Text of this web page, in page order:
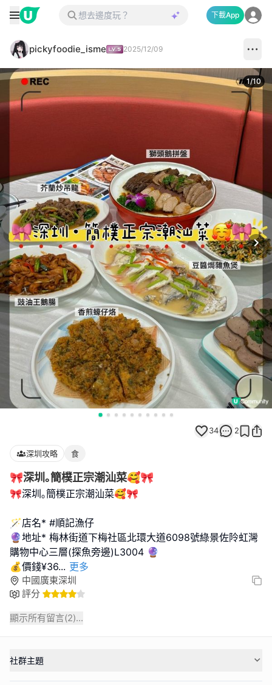
下載App
pickyfoodie_isme 2025/12/09
1/10
34 2
深圳攻略 食
🎀深圳｡簡樸正宗潮汕菜🥰🎀
🎀深圳｡簡樸正宗潮汕菜🥰🎀
🪄店名* #順記漁仔
🔮地址* 梅林街道下梅社區北環大道6098號綠景佐阾虹灣
購物中心三層(探魚旁邊)L3004 🔮
💰價錢¥36... 更多
中國廣東深圳
評分
顯示所有留言(2)...
社群主題